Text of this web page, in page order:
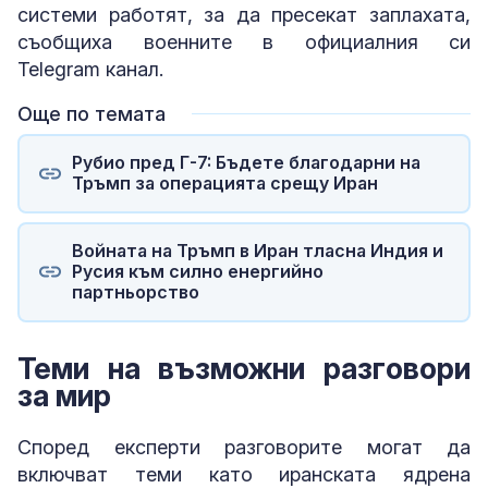
системи работят, за да пресекат заплахата,
съобщиха военните в официалния си
Telegram канал.
Още по темата
Рубио пред Г-7: Бъдете благодарни на
Тръмп за операцията срещу Иран
Войната на Тръмп в Иран тласна Индия и
Русия към силно енергийно
партньорство
Теми на възможни разговори
за мир
Според експерти разговорите могат да
включват теми като иранската ядрена